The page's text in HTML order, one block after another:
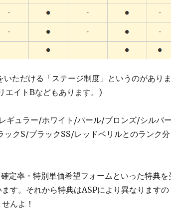
ただける「ステージ制度」というのがありま
エイトBなどもあります。)
ギュラー/ホワイト/パール/ブロンズ/シルバ
クS/ブラックSS/レッドベリルとのランク分
定率・特別単価希望フォームといった特典を
す。それから特典はASPにより異なりますの
んよ！